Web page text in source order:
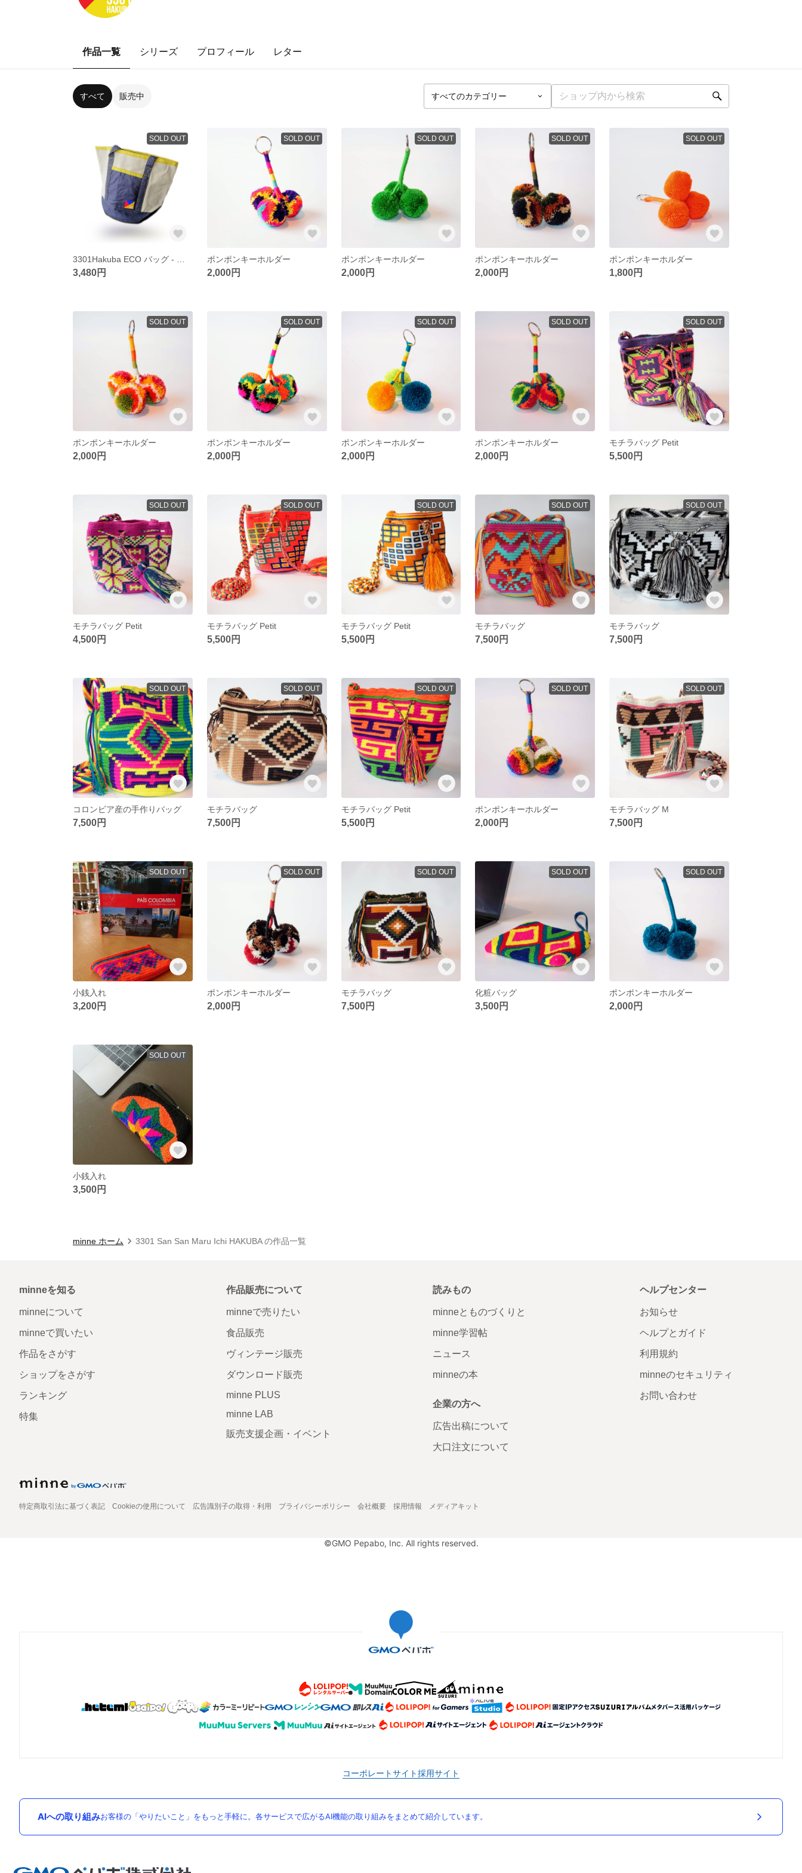
作品一覧 シリーズ プロフィール レター
すべて 販売中
SOLD OUT
3,480円
SOLD OUT
ポンポンキーホルダー
2,000円
SOLD OUT
ポンポンキーホルダー
2,000円
SOLD OUT
ポンポンキーホルダー
2,000円
SOLD OUT
ポンポンキーホルダー
1,800円
SOLD OUT
ポンポンキーホルダー
2,000円
SOLD OUT
ポンポンキーホルダー
2,000円
SOLD OUT
ポンポンキーホルダー
2,000円
SOLD OUT
ポンポンキーホルダー
2,000円
SOLD OUT
モチラバッグ Petit
5,500円
SOLD OUT
モチラバッグ Petit
4,500円
SOLD OUT
モチラバッグ Petit
5,500円
SOLD OUT
モチラバッグ Petit
5,500円
SOLD OUT
モチラバッグ
7,500円
SOLD OUT
モチラバッグ
7,500円
SOLD OUT
コロンビア産の手作りバッグ
7,500円
SOLD OUT
モチラバッグ
7,500円
SOLD OUT
モチラバッグ Petit
5,500円
SOLD OUT
ポンポンキーホルダー
2,000円
SOLD OUT
モチラバッグ M
7,500円
SOLD OUT
小銭入れ
3,200円
SOLD OUT
ポンポンキーホルダー
2,000円
SOLD OUT
モチラバッグ
7,500円
SOLD OUT
化粧バッグ
3,500円
SOLD OUT
ポンポンキーホルダー
2,000円
SOLD OUT
小銭入れ
3,500円
minne ホーム 3301 San San Maru Ichi HAKUBA の作品一覧
minneを知る
minneについて
minneで買いたい
作品をさがす
ショップをさがす
ランキング
特集
作品販売について
minneで売りたい
食品販売
ヴィンテージ販売
ダウンロード販売
minne PLUS
minne LAB
販売支援企画・イベント
読みもの
minneとものづくりと
minne学習帖
ニュース
minneの本
企業の方へ
広告出稿について
大口注文について
ヘルプセンター
お知らせ
ヘルプとガイド
利用規約
minneのセキュリティ
お問い合わせ
特定商取引法に基づく表記 Cookieの使用について 広告識別子の取得・利用 プライバシーポリシー 会社概要 採用情報 メディアキット
©GMO Pepabo, Inc. All rights reserved.
コーポレートサイト採用サイト
AIへの取り組みお客様の「やりたいこと」をもっと手軽に。各サービスで広がるAI機能の取り組みをまとめて紹介しています。